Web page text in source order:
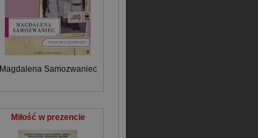
Magdalena Samozwaniec
Miłość w prezencie